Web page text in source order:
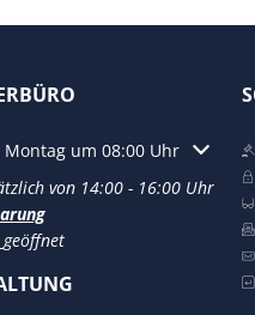
oder Schließzeiten
um 08:00 Uhr
von 14:00 - 16:00 Uhr
geöffnet